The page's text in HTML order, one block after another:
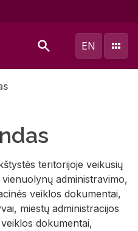
EN
teritorijoje veikusių
administravimo,
veiklos dokumentai,
miestų administracijos
dokumentai,